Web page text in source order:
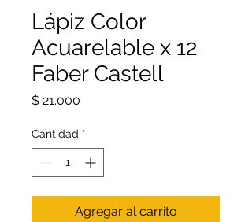
Lápiz Color
Acuarelable x 12
Faber Castell
$ 21.000
Cantidad *
Agregar al carrito